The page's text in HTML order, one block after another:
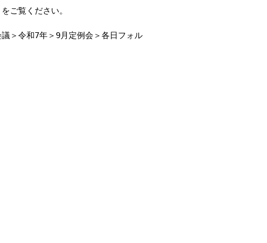
をご覧ください。
議＞令和7年＞9月定例会＞各日フォル